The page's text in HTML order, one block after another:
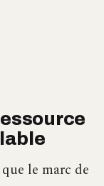
le marc de